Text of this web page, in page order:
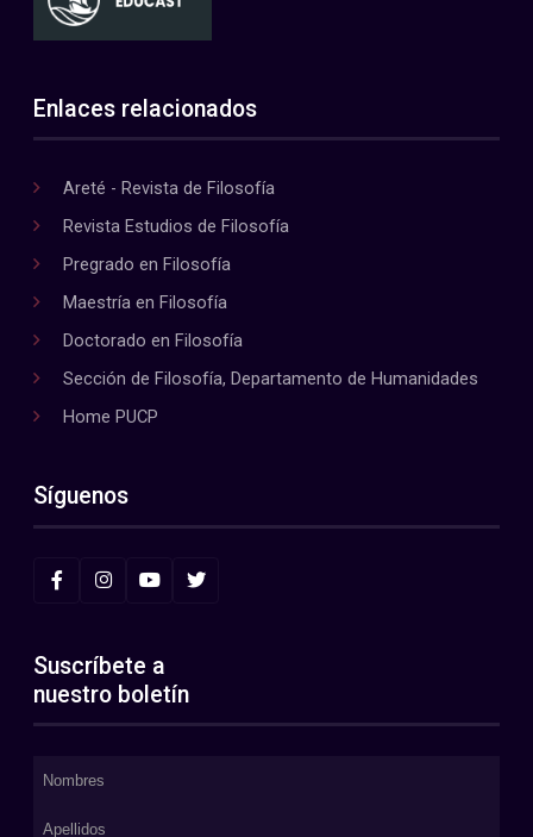
Enlaces relacionados
Areté - Revista de Filosofía
Revista Estudios de Filosofía
Pregrado en Filosofía
Maestría en Filosofía
Doctorado en Filosofía
Sección de Filosofía, Departamento de Humanidades
Home PUCP
Síguenos
Suscríbete a
nuestro boletín